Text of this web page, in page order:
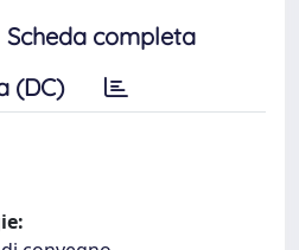
Scheda completa
(DC)